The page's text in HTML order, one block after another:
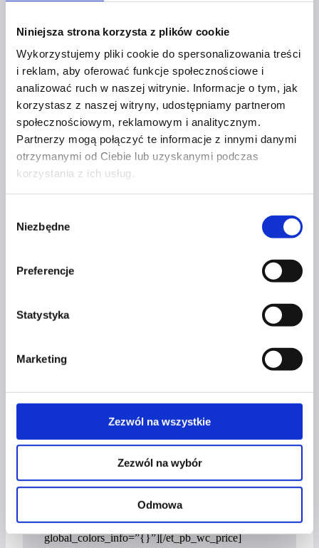
Niniejsza strona korzysta z plików cookie
Wykorzystujemy pliki cookie do spersonalizowania treści
i reklam, aby oferować funkcje społecznościowe i
analizować ruch w naszej witrynie. Informacje o tym, jak
korzystasz z naszej witryny, udostępniamy partnerom
społecznościowym, reklamowym i analitycznym.
Partnerzy mogą połączyć te informacje z innymi danymi
otrzymanymi od Ciebie lub uzyskanymi podczas
korzystania z ich usług.
zgody
Niezbędne
Preferencje
Statystyka
Marketing
Zezwól na wszystkie
Zezwól na wybór
Odmowa
[et_pb_wc_images _builder_version=”4.20.4″
global_colors_info=”{}”][/et_pb_wc_images]
[et_pb_wc_title _builder_version=”4.20.4″
_module_preset=”default”
header_font=”Futura||||||||”
header_font_size=”25px”
header_line_height=”33px”
global_colors_info=”{}”][/et_pb_wc_title]
[et_pb_wc_meta show_sku=”off”
show_tags=”off” _builder_version=”4.17.6″
body_text_color=”#fa0029″
body_text_color__hover_enabled=”on|desktop”
_builder_version=”4.17.6″
body_line_height=”21px”
[et_pb_divider color=”#FA0029″
custom_margin=”||-10px||false|false”
global_colors_info=”{}”][/et_pb_divider]
[et_pb_wc_price _builder_version=”4.17.6″
_module_preset=”default”
body_text_color=”#fa0029″
body_font_size=”25px” body_line_height=”33px”
global_colors_info=”{}”][/et_pb_wc_price]